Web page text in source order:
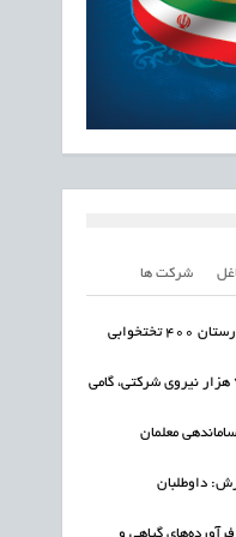
شرکت ها
تأمین کادر درمان، کلید راه‌اندازی بیمارستان ۴۰۰ تختخوابی
حذف واسطه‌ها در پرداخت حقوق ۷۰۰ هزار نیروی شرکتی، گامی
معلمان
داوطلبان